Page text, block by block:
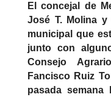
El concejal de
José T. Molina
municipal que
junto con
Consejo
Fancisco Ruiz
pasada